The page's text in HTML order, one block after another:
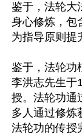
鉴于，法轮大
身心修炼，包
为指导原则提
鉴于，法轮功
李洪志先生于
授。法轮功通
多人通过修炼
法轮功的传授